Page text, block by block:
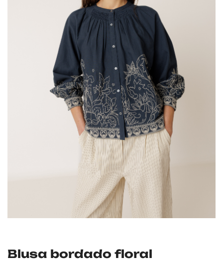
Blusa bordado floral